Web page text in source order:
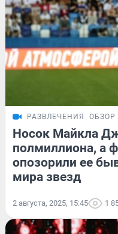
РАЗВЛЕЧЕНИЯ ОБЗОР
Носок Майкла
полмиллиона, а
опозорили ее
мира звезд
2 августа, 2025, 15:45 1